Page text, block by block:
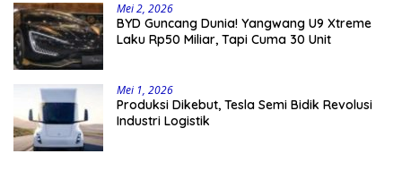
Mei 2, 2026
BYD Guncang Dunia! Yangwang U9 Xtreme
Laku Rp50 Miliar, Tapi Cuma 30 Unit
Mei 1, 2026
Produksi Dikebut, Tesla Semi Bidik Revolusi
Industri Logistik